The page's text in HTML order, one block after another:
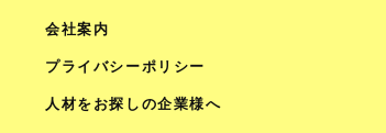
会社案内
プライバシーポリシー
人材をお探しの企業様へ